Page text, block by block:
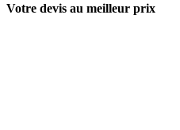
Votre devis au meilleur prix